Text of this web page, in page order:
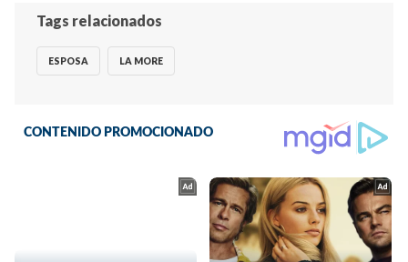
Tags relacionados
ESPOSA LA MORE